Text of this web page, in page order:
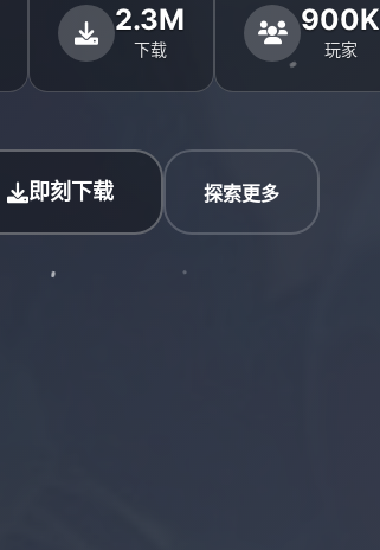
2.3M
下载
900K
玩家
即刻下载 探索更多